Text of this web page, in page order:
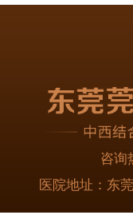
咨询
医院地址： 东